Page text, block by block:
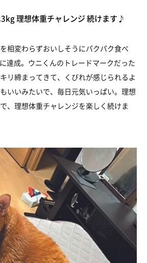
理想体重チャレンジ 続けます♪
相変わらずおいしそうにパクパク食べ
達成。ウニくんのトレードマークだった
リ締まってきて、くびれが感じられるよ
いいみたいで、毎日元気いっぱい。理想
、理想体重チャレンジを楽しく続けま